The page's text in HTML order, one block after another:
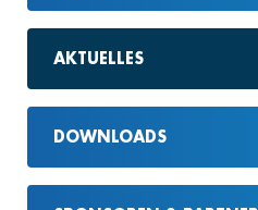
AKTUELLES
DOWNLOADS